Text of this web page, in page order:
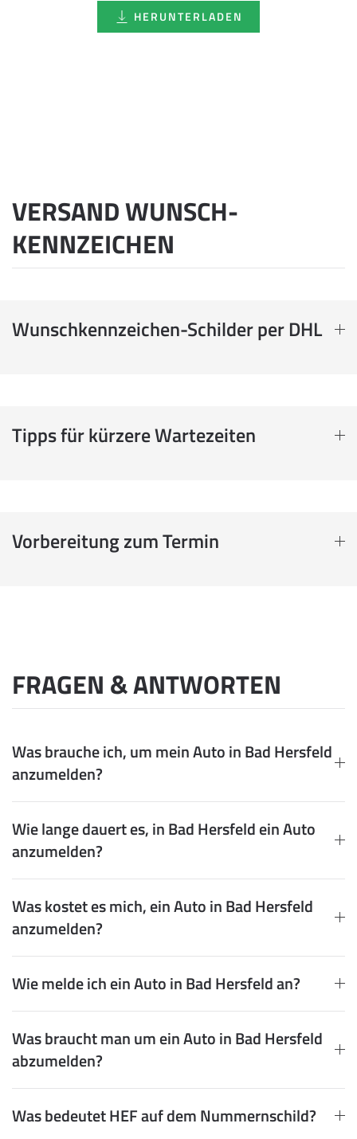
HERUNTERLADEN
VERSAND WUNSCH­
KENNZEICHEN
Wunschkennzeichen-Schilder per DHL
Tipps für kürzere Wartezeiten
Vorbereitung zum Termin
FRAGEN & ANTWORTEN
Was brauche ich, um mein Auto in Bad Hersfeld
anzumelden?
Wie lange dauert es, in Bad Hersfeld ein Auto
anzumelden?
Was kostet es mich, ein Auto in Bad Hersfeld
anzumelden?
Wie melde ich ein Auto in Bad Hersfeld an?
Was braucht man um ein Auto in Bad Hersfeld
abzumelden?
Was bedeutet HEF auf dem Nummernschild?